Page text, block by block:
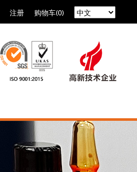
注册 购物车(0)